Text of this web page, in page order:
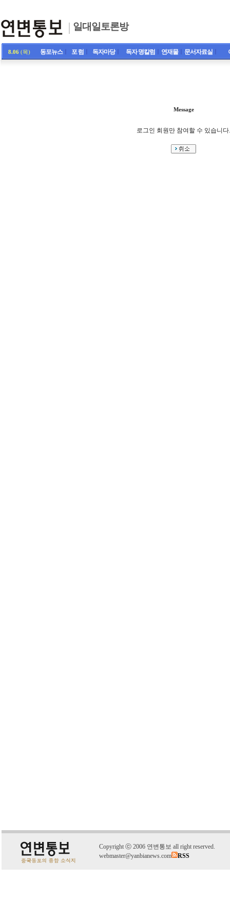
일대일토론방
8.06 (목) 동포뉴스ㅣ 포 럼 독자마당ㅣ 독자 명칼럼 연재물ㅣ 문서자료실
Message
로그인 회원만 참여할 수 있습니다.
Copyright ⓒ 2006 연변통보 all right reserved.
webmaster@yanbianews.com
RSS